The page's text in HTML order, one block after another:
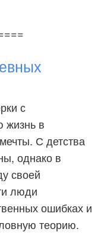
с
жизнь в
С детства
однако в
своей
люди
ошибках и
теорию.